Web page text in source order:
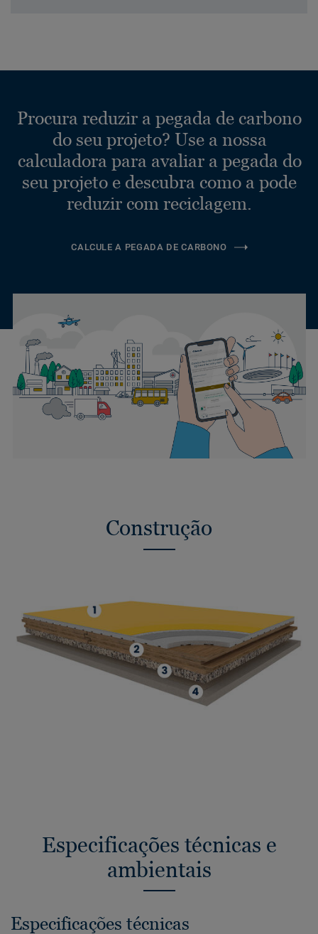
Procura reduzir a pegada de carbono
do seu projeto? Use a nossa
calculadora para avaliar a pegada do
seu projeto e descubra como a pode
reduzir com reciclagem.
CALCULE A PEGADA DE CARBONO
Construção
Especificações técnicas e
ambientais
Especificações técnicas